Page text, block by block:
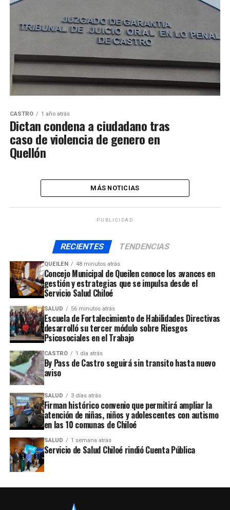
CASTRO 1 año atrás
Dictan condena a ciudadano tras
caso de violencia de genero en
Quellón
MÁS NOTICIAS
PUBLICIDAD
RECIENTES TENDENCIAS
QUEILEN 48 minutos atrás
Concejo Municipal de Queilen conoce los avances en
gestión y estrategias que se impulsa desde el
Servicio Salud Chiloé
SALUD 56 minutos atrás
Escuela de Fortalecimiento de Habilidades Directivas
desarrolló su tercer módulo sobre Riesgos
Psicosociales en el Trabajo
CASTRO 1 día atrás
By Pass de Castro seguirá sin transito hasta nuevo
aviso
SALUD 3 días atrás
Firman histórico convenio que permitirá ampliar la
atención de niñas, niños y adolescentes con autismo
en las 10 comunas de Chiloé
SALUD 1 semana atrás
Servicio de Salud Chiloé rindió Cuenta Pública